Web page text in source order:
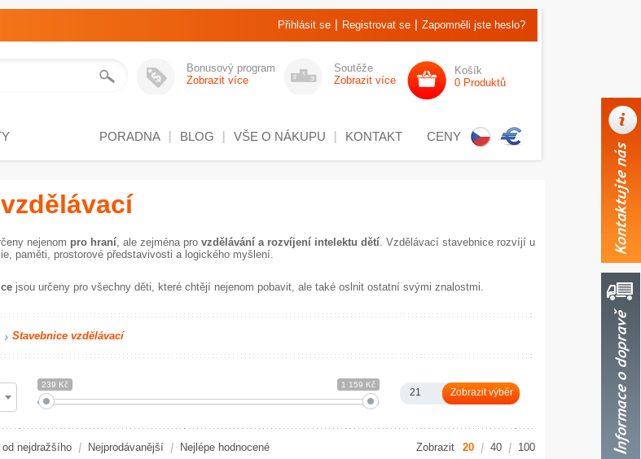
Přihlásit se | Registrovat se | Zapomněli jste heslo?
Bonusový program
Zobrazit více
Soutěže
Zobrazit více
Košík
0 Produktů
PORADNA BLOG VŠE O NÁKUPU KONTAKT CENY
nejenom pro hraní, ale zejména pro vzdělávání a rozvíjení intelektu dětí. Vzdělávací stavebnice rozvíjí u
paměti, prostorové představivosti a logického myšlení.
jsou určeny pro všechny děti, které chtějí nejenom pobavit, ale také oslnit ostatní svými znalostmi.
Stavebnice vzdělávací
239 Kč 1 159 Kč
21
od nejdražšího Nejprodávanější Nejlépe hodnocené Zobrazit 20 40 100